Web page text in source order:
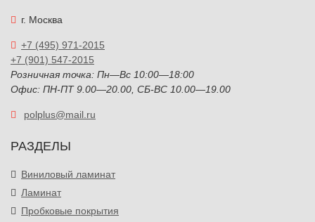
г. Москва
+7 (495) 971-2015
+7 (901) 547-2015
Розничная точка: Пн—Вс 10:00—18:00
Офис: ПН-ПТ 9.00—20.00, СБ-ВС 10.00—19.00
polplus@mail.ru
РАЗДЕЛЫ
Виниловый ламинат
Ламинат
Пробковые покрытия